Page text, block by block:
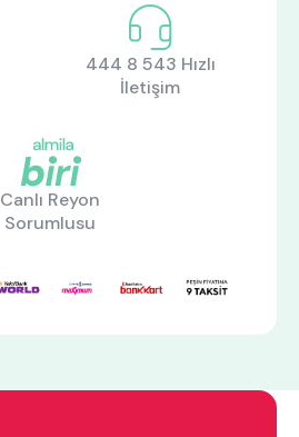
444 8 543 Hızlı
İletişim
Canlı Reyon
Sorumlusu